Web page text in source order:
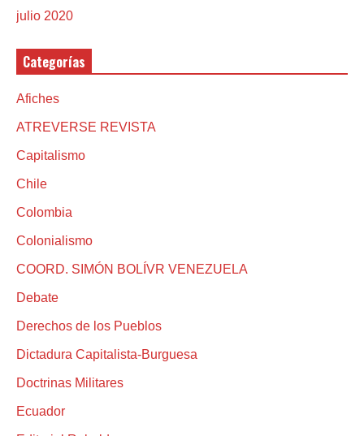
julio 2020
Categorías
Afiches
ATREVERSE REVISTA
Capitalismo
Chile
Colombia
Colonialismo
COORD. SIMÓN BOLÍVR VENEZUELA
Debate
Derechos de los Pueblos
Dictadura Capitalista-Burguesa
Doctrinas Militares
Ecuador